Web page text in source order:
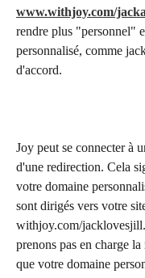
www.withjoy.com/
rendre plus "personnel"
personnalisé, comme
d'accord.
Joy peut se connecter à
d'une redirection. Cela
votre domaine
sont dirigés vers votre
withjoy.com/
prenons pas en charge
que votre domaine